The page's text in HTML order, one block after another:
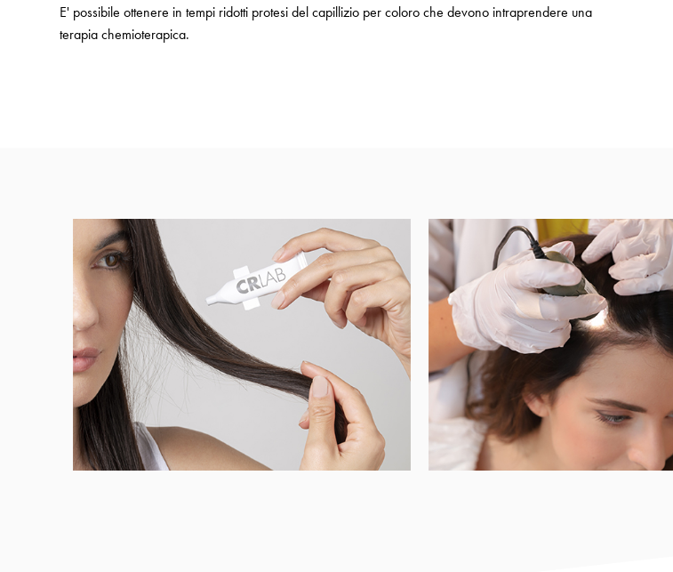
E' possibile ottenere in tempi ridotti protesi del capillizio per coloro che devono intraprendere una
terapia chemioterapica.